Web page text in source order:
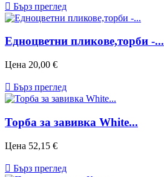
 Бърз преглед
Едноцветни пликове,торби -...
Цена 20,00 €
 Бърз преглед
Торба за завивка White...
Цена 52,15 €
 Бърз преглед